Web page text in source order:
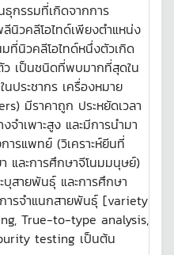
กรรมที่เกิดจากการ
นิวคลีโอไทด์เพียงตำแหน่ง
ที่นิวคลีโอไทด์หนึ่งตัวเกิด
ว เป็นชนิดที่พบมากที่สุดใน
ประชากร เครื่องหมาย
มีราคาถูก ประหยัดเวลา
ำเพาะสูง และมีการนำมา
ารแพทย์ (วิเคราะห์ยีนที่
และการศึกษาจีโนมมนุษย์)
บุสายพันธุ์ และการศึกษา
ารจำแนกสายพันธุ์ [variety
True-to-type analysis,
testing เป็นต้น